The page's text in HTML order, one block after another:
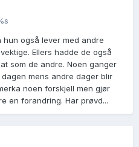
også lever med andre
Ellers hadde de også
som de andre. Noen ganger
mens andre dager blir
noen forskjell men gjør
en forandring. Har prøvd...